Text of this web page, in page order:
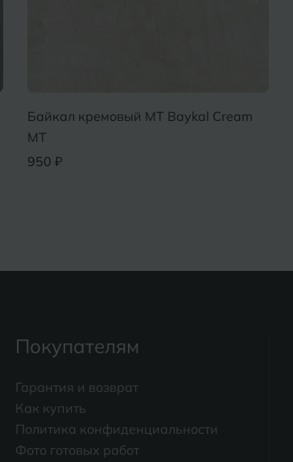
Байкал кремовый MT Baykal Cream
MT
950 ₽
Покупателям
Гарантия и возврат
Как купить
Политика конфиденциальности
Фото готовых работ